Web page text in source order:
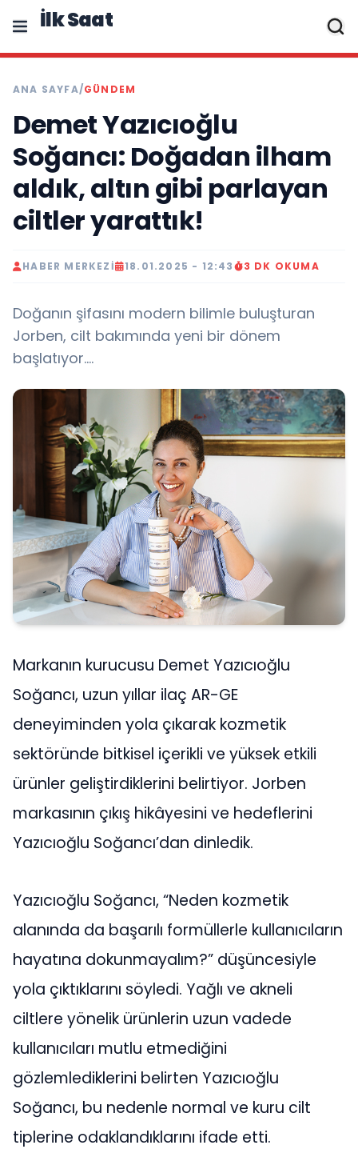
İlk Saat
ANA SAYFA/GÜNDEM
Demet Yazıcıoğlu
Soğancı: Doğadan ilham
aldık, altın gibi parlayan
ciltler yarattık!
HABER MERKEZI 18.01.2025 - 12:43 3 DK OKUMA
Doğanın şifasını modern bilimle buluşturan
Jorben, cilt bakımında yeni bir dönem
başlatıyor….
Markanın kurucusu Demet Yazıcıoğlu
Soğancı, uzun yıllar ilaç AR-GE
deneyiminden yola çıkarak kozmetik
sektöründe bitkisel içerikli ve yüksek etkili
ürünler geliştirdiklerini belirtiyor. Jorben
markasının çıkış hikâyesini ve hedeflerini
Yazıcıoğlu Soğancı’dan dinledik.
Yazıcıoğlu Soğancı, “Neden kozmetik
alanında da başarılı formüllerle kullanıcıların
hayatına dokunmayalım?” düşüncesiyle
yola çıktıklarını söyledi. Yağlı ve akneli
ciltlere yönelik ürünlerin uzun vadede
kullanıcıları mutlu etmediğini
gözlemlediklerini belirten Yazıcıoğlu
Soğancı, bu nedenle normal ve kuru cilt
tiplerine odaklandıklarını ifade etti.